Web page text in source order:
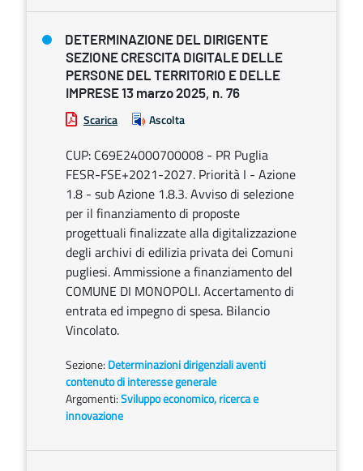
DETERMINAZIONE DEL DIRIGENTE
SEZIONE CRESCITA DIGITALE DELLE
PERSONE DEL TERRITORIO E DELLE
IMPRESE 13 marzo 2025, n. 76
Scarica Ascolta
CUP: C69E24000700008 - PR Puglia
FESR-FSE+2021-2027. Priorità I - Azione
1.8 - sub Azione 1.8.3. Avviso di selezione
per il finanziamento di proposte
progettuali finalizzate alla digitalizzazione
degli archivi di edilizia privata dei Comuni
pugliesi. Ammissione a finanziamento del
COMUNE DI MONOPOLI. Accertamento di
entrata ed impegno di spesa. Bilancio
Vincolato.
Sezione: Determinazioni dirigenziali aventi
contenuto di interesse generale
Argomenti:Sviluppo economico, ricerca e
innovazione